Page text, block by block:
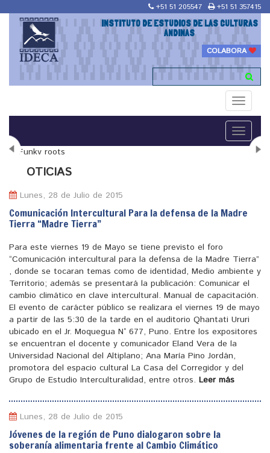
+51 51 205547 +51 51 357415
INSTITUTO DE ESTUDIOS DE LAS CULTURAS
ANDINAS
COLABORA
Toggle
Toggle
"Maestría en Religiones y culturas Andinas"
OTICIAS
Lunes, 28 de Julio de 2015
Comunicación Intercultural Para la defensa de la Madre
Tierra “Madre Tierra”
Para este viernes 19 de Mayo se tiene previsto el foro
“Comunicación intercultural para la defensa de la Madre Tierra”
, donde se tocaran temas como de identidad, Medio ambiente y
Territorio; además se presentará la publicación: Comunicar el
cambio climático en clave intercultural. Manual de capacitación.
El evento de carácter público se realizara el viernes 19 de mayo
a partir de las 5:30 de la tarde en el auditorio Qhantati Ururi
ubicado en el Jr. Moquegua N° 677, Puno. Entre los expositores
se encuentran el docente y comunicador Eland Vera de la
Universidad Nacional del Altiplano; Ana María Pino Jordán,
promotora del espacio cultural La Casa del Corregidor y del
Grupo de Estudio Interculturalidad, entre otros. Leer más
Lunes, 28 de Julio de 2015
Jóvenes de la región de Puno dialogaron sobre la
soberanía alimentaria frente al Cambio Climático